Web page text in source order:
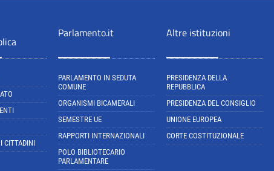
CITTADINI
Parlamento.it
PARLAMENTO IN SEDUTA
COMUNE
ORGANISMI BICAMERALI
SEMESTRE UE
RAPPORTI INTERNAZIONALI
POLO BIBLIOTECARIO
PARLAMENTARE
Altre istituzioni
PRESIDENZA DELLA
REPUBBLICA
PRESIDENZA DEL CONSIGLIO
UNIONE EUROPEA
CORTE COSTITUZIONALE